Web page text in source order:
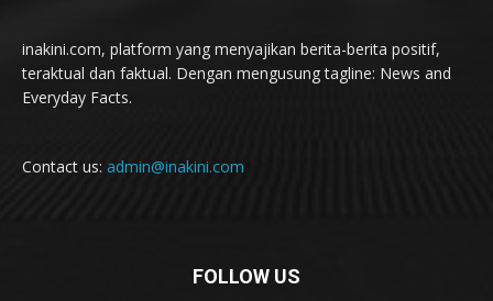
inakini.com, platform yang menyajikan berita-berita positif,
teraktual dan faktual. Dengan mengusung tagline: News and
Everyday Facts.
Contact us: admin@inakini.com
FOLLOW US